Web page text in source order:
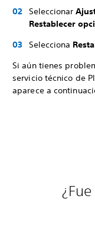
Seleccionar
Restablecer
Selecciona
Si aún tienes
servicio técnico de
aparece a